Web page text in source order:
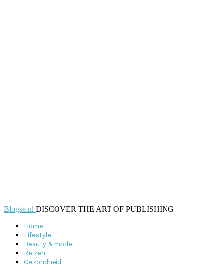
Blogse.nl DISCOVER THE ART OF PUBLISHING
Home
Lifestyle
Beauty & mode
Reizen
Gezondheid